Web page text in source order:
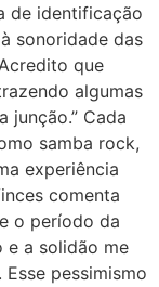
de identificação
sonoridade das
que
algumas
junção.” Cada
samba rock,
experiência
comenta
o período da
e a solidão me
pessimismo